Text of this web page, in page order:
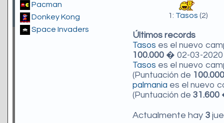
Pacman
Donkey Kong
Space Invaders
1: Tasos (2)
Últimos records
Tasos es el nuevo
100.000 � 02-03-2020
Tasos es el nuevo
(Puntuación de 100.000
palmania es el nuevo
(Puntuación de 31.600
Actualmente hay 3